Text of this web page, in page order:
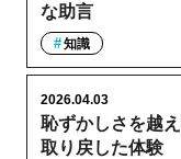
な助言
知識
恥ずかしさを越
取り戻した体験
2026.04.03